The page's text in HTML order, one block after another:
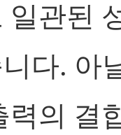
일관된
다. 아
력의 결